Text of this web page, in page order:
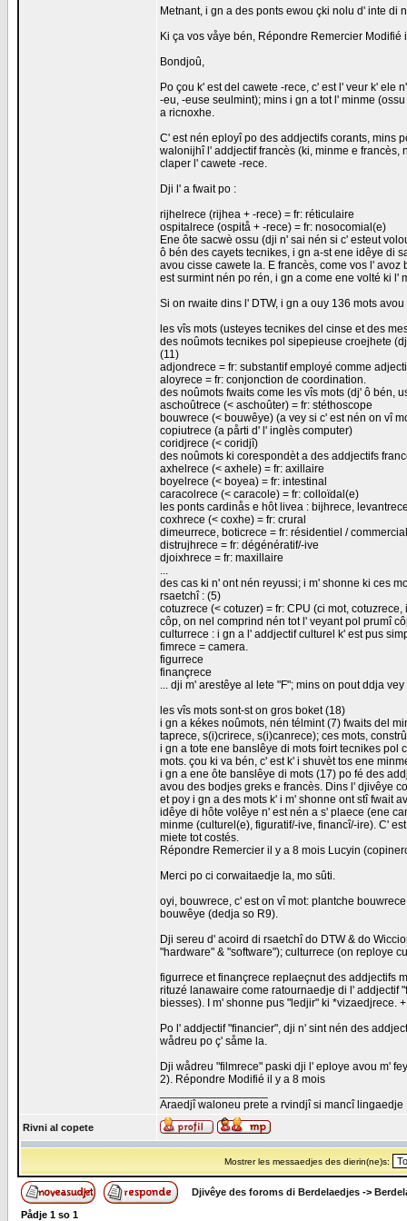
Metnant, i gn a des ponts ewou çki nolu d' inte di
Ki ça vos våye bén, Répondre Remercier
Bondjoû,
Po çou k' est del cawete -rece, c' est l' veur k' ele
-eu, -euse seulmint); mins i gn a tot l' minme
a ricnoxhe.
C' est nén eployî po des addjectifs corants, mins
walonijhî l' addjectif francès (ki, minme e
claper l' cawete -rece.
Dji l' a fwait po :
rijhelrece (rijhea + -rece) = fr: réticulaire
ospitalrece (ospitå + -rece) = fr: nosocomial(e)
Ene ôte sacwè ossu (dji n' sai nén si c' esteut
ô bén des cayets tecnikes, i gn a-st ene idêye di
avou cisse cawete la. E francès, come vos l'
est surmint nén po rén, i gn a come ene volté ki
Si on rwaite dins l' DTW, i gn a ouy 136 mots
les vîs mots (usteyes tecnikes del cinse et des
des noûmots tecnikes pol sipepieuse croejhete
(11)
adjondrece = fr: substantif employé comme
aloyrece = fr: conjonction de coordination.
des noûmots fwaits come les vîs mots (dj' ô bén,
aschoûtrece (< aschoûter) = fr: stéthoscope
bouwrece (< bouwêye) (a vey si c' est nén on vî
copiutrece (a pårti d' l' inglès computer)
coridjrece (< coridjî)
des noûmots ki corespondèt a des addjectifs
axhelrece (< axhele) = fr: axillaire
boyelrece (< boyea) = fr: intestinal
caracolrece (< caracole) = fr: colloïdal(e)
les ponts cardinås e hôt livea : bijhrece,
coxhrece (< coxhe) = fr: crural
dimeurrece, boticrece = fr: résidentiel / commercial
distrujhrece = fr: dégénératif/-ive
djoixhrece = fr: maxillaire
...
des cas ki n' ont nén reyussi; i m' shonne ki ces
rsaetchî : (5)
cotuzrece (< cotuzer) = fr: CPU (ci mot,
côp, on nel comprind nén tot l' veyant pol prumî
culturrece : i gn a l' addjectif culturel k' est pus
fimrece = camera.
figurrece
finançrece
... dji m' arestêye al lete "F"; mins on pout ddja
les vîs mots sont-st on gros boket (18)
i gn a kékes noûmots, nén télmint (7) fwaits del
taprece, s(i)crirece, s(i)canrece); ces mots,
i gn a tote ene banslêye di mots foirt tecnikes
mots. çou ki va bén, c' est k' i shuvèt tos ene
i gn a ene ôte banslêye di mots (17) po fé des
avou des bodjes greks e francès. Dins l' djivêye
et poy i gn a des mots k' i m' shonne ont stî fwait
idêye di hôte volêye n' est nén a s' plaece (ene
minme (culturel(e), figuratif/-ive, financî/-ire). C'
miete tot costés.
Répondre Remercier il y a 8 mois Lucyin
Merci po ci corwaitaedje la, mo sûti.
oyi, bouwrece, c' est on vî mot: plantche
bouwêye (dedja so R9).
Dji sereu d' acoird di rsaetchî do DTW & do
"hardware" & "software"); culturrece (on reploye
figurrece et finançrece replaeçnut des addjectifs
rituzé lanawaire come ratournaedje di l' addjectif
biesses). I m' shonne pus "ledjir" ki *vizaedjrece.
Po l' addjectif "financier", dji n' sint nén des
wådreu po ç' såme la.
Dji wådreu "filmrece" paski dji l' eploye avou m'
2). Répondre Modifié il y a 8 mois
Araedjî waloneu prete a rvindjî si mancî lingaedje
Rivni al copete
Mostrer les messaedjes des dierin(ne)s:
Djivêye des foroms di Berdelaedjes ->
Pådje 1 so 1